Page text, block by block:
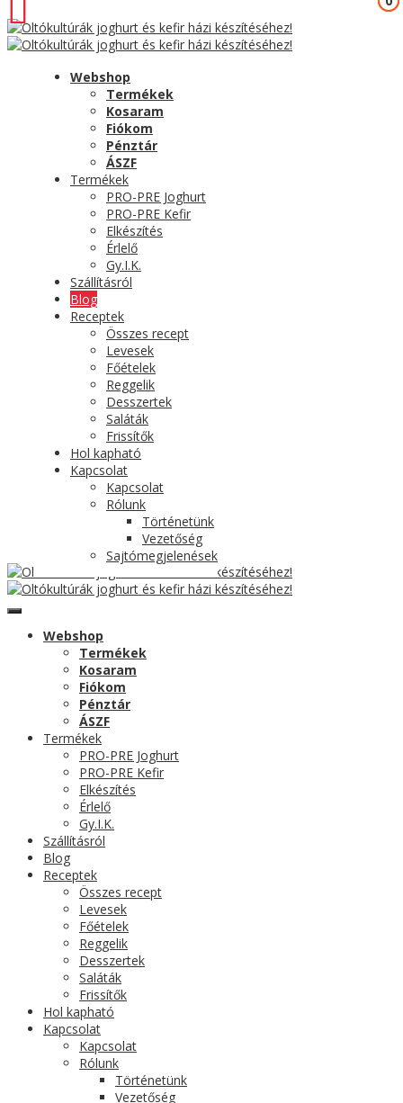
Webshop
Termékek
Kosaram
Fiókom
Pénztár
ÁSZF
Termékek
PRO-PRE Joghurt
PRO-PRE Kefir
Elkészítés
Érlelő
Gy.I.K.
Szállításról
Blog
Receptek
Összes recept
Levesek
Főételek
Reggelik
Desszertek
Saláták
Frissítők
Hol kapható
Kapcsolat
Kapcsolat
Rólunk
Történetünk
Vezetőség
Sajtómegjelenések
Webshop
Termékek
Kosaram
Fiókom
Pénztár
ÁSZF
Termékek
PRO-PRE Joghurt
PRO-PRE Kefir
Elkészítés
Érlelő
Gy.I.K.
Szállításról
Blog
Receptek
Összes recept
Levesek
Főételek
Reggelik
Desszertek
Saláták
Frissítők
Hol kapható
Kapcsolat
Kapcsolat
Rólunk
Történetünk
Vezetőség